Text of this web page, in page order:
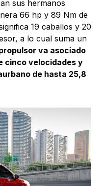
sus hermanos
66 hp y 89 Nm de
19 caballos y 20
a lo cual suma un
va asociado
cinco velocidades y
de hasta 25,8